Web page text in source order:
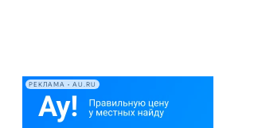
РЕКЛАМА • AU.RU